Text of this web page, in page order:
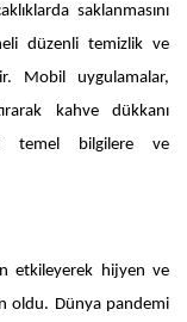
saklanmasını
düzenli temizlik ve
Mobil uygulamalar,
kahve dükkanı
temel bilgilere ve
etkileyerek hijyen ve
oldu. Dünya pandemi